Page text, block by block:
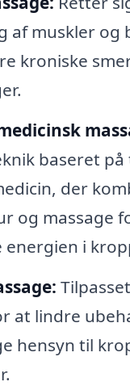
af muskler
kroniske
baseret
der
og massage
energien i
at lindre
hensyn til